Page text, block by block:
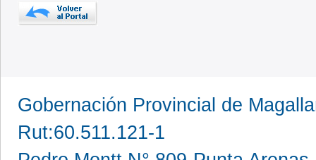
Gobernación Provincial de
Rut:60.511.121-1